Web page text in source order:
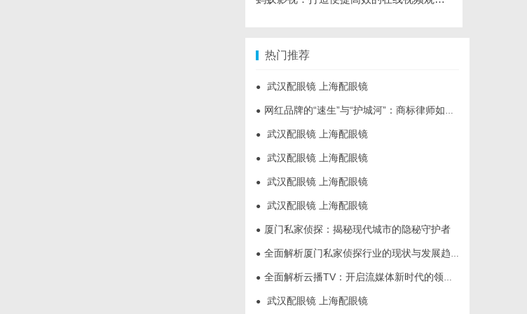
热门推荐
● 武汉配眼镜 上海配眼镜
● 网红品牌的“速生”与“护城河”：商标律师如何破解流量变现的知产焦虑
● 武汉配眼镜 上海配眼镜
● 武汉配眼镜 上海配眼镜
● 武汉配眼镜 上海配眼镜
● 武汉配眼镜 上海配眼镜
● 厦门私家侦探：揭秘现代城市的隐秘守护者
● 全面解析厦门私家侦探行业的现状与发展趋势
● 全面解析云播TV：开启流媒体新时代的领先平台
● 武汉配眼镜 上海配眼镜